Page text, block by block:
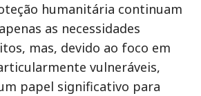
humanitária continuam
as necessidades
mas, devido ao foco em
vulneráveis,
papel significativo para